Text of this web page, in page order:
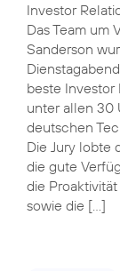
Investor
Das Team um
Sanderson
beste Investor
unter allen 30
deutschen
Die Jury lobte
die gute
die
sowie die […]